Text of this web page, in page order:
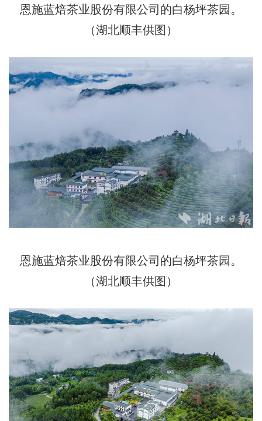
恩施蓝焙茶业股份有限公司的白杨坪茶园。
（湖北顺丰供图）
恩施蓝焙茶业股份有限公司的白杨坪茶园。
（湖北顺丰供图）